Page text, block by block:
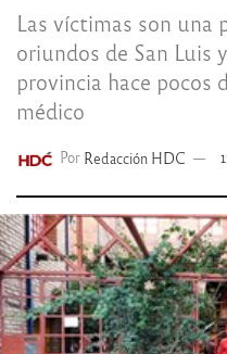
Las víctimas son una
oriundos de San Luis
provincia hace
médico
Por Redacción HDC